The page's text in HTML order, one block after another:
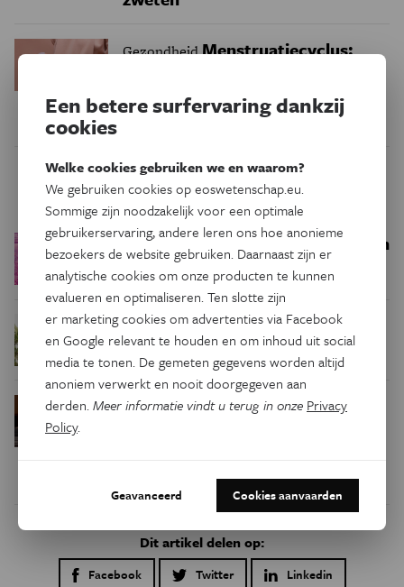
GezondheidMenstruatiecyclus:
geen vitale functie
Trending
Ruimte
Een bakkerij op 400 miljoen
kilometer van de aarde
Podcast Natuur & MilieuWaar zijn
insecten in de winter?
Psyche & Brein Waarom we tinnitus
Dit artikel delen op:
Facebook Twitter Linkedin
Een betere surfervaring dankzij
cookies
Welke cookies gebruiken we en waarom?
We gebruiken cookies op eoswetenschap.eu.
Sommige zijn noodzakelijk voor een optimale
gebruikerservaring, andere leren ons hoe anonieme
bezoekers de website gebruiken. Daarnaast zijn er
analytische cookies om onze producten te kunnen
evalueren en optimaliseren. Ten slotte zijn
er marketing cookies om advertenties via Facebook
en Google relevant te houden en om inhoud uit social
media te tonen. De gemeten gegevens worden altijd
anoniem verwerkt en nooit doorgegeven aan
derden.Meer informatie vindt u terug in onze Privacy
Policy.
Geavanceerd Cookies aanvaarden